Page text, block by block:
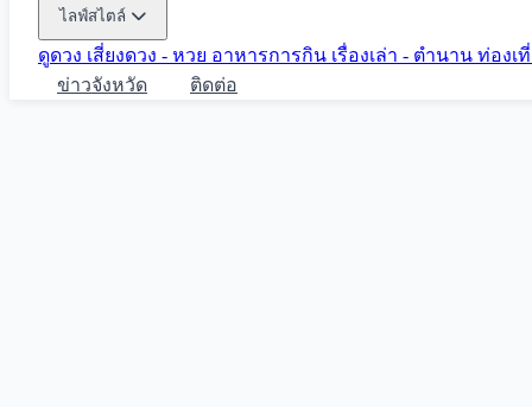
ไลฟ์สไตล์
ดูดวง เสี่ยงดวง - หวย อาหารการกิน เรื่องเล่า - ตำนาน ท่องเ
ข่าวจังหวัด
ติดต่อ